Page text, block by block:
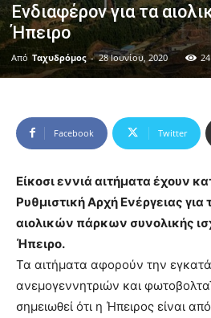
Ενδιαφέρον για τα
Ήπειρο
Από Ταχυδρόμος - 28 Ιουνίου, 2020 24
Facebook Twitter
Είκοσι εννιά αιτήματα έχουν
Ρυθμιστική Αρχή Ενέργειας
αιολικών πάρκων συνολικής
Ήπειρο.
Τα αιτήματα αφορούν την
ανεμογεννητριών και
σημειωθεί ότι η Ήπειρος είναι